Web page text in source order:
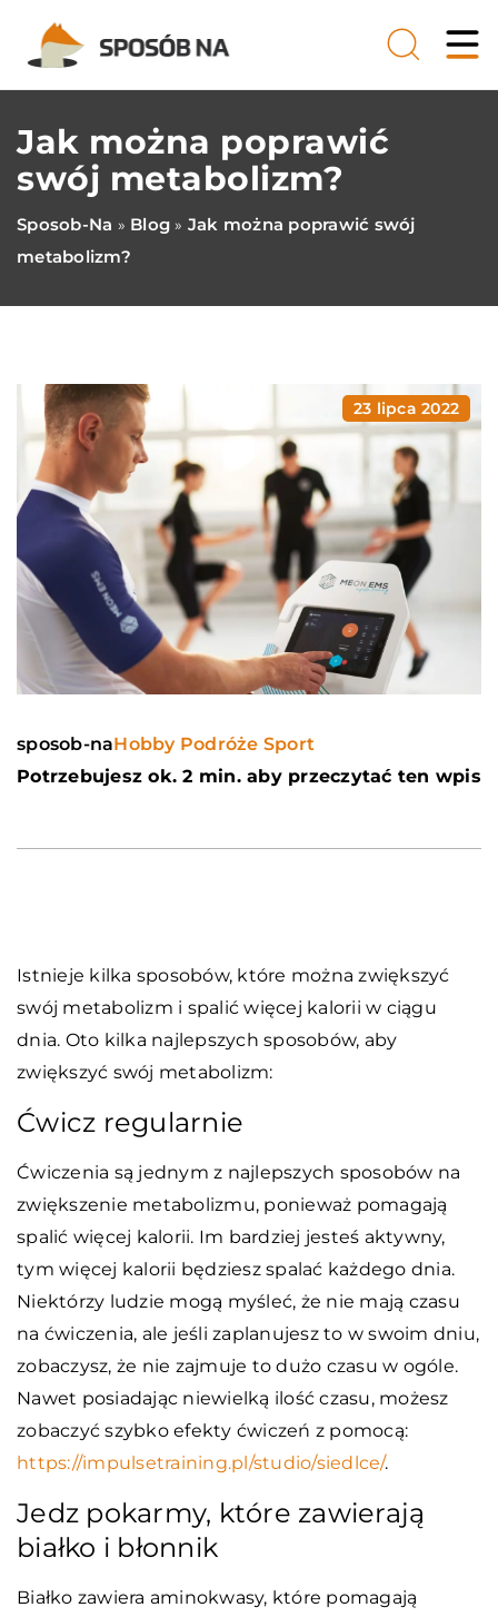
Jak można poprawić
swój metabolizm?
Sposob-Na » Blog » Jak można poprawić swój
metabolizm?
23 lipca 2022
sposob-naHobby Podróże Sport
Potrzebujesz ok. 2 min. aby przeczytać ten wpis
Istnieje kilka sposobów, które można zwiększyć
swój metabolizm i spalić więcej kalorii w ciągu
dnia. Oto kilka najlepszych sposobów, aby
zwiększyć swój metabolizm:
Ćwicz regularnie
Ćwiczenia są jednym z najlepszych sposobów na
zwiększenie metabolizmu, ponieważ pomagają
spalić więcej kalorii. Im bardziej jesteś aktywny,
tym więcej kalorii będziesz spalać każdego dnia.
Niektórzy ludzie mogą myśleć, że nie mają czasu
na ćwiczenia, ale jeśli zaplanujesz to w swoim dniu,
zobaczysz, że nie zajmuje to dużo czasu w ogóle.
Nawet posiadając niewielką ilość czasu, możesz
zobaczyć szybko efekty ćwiczeń z pomocą:
https://impulsetraining.pl/studio/siedlce/.
Jedz pokarmy, które zawierają
białko i błonnik
Białko zawiera aminokwasy, które pomagają